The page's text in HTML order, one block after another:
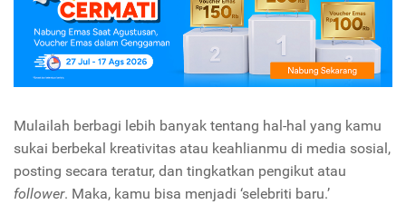
Mulailah berbagi lebih banyak tentang hal-hal yang kamu
sukai berbekal kreativitas atau keahlianmu di media sosial,
posting secara teratur, dan tingkatkan pengikut atau
follower. Maka, kamu bisa menjadi ‘selebriti baru.’